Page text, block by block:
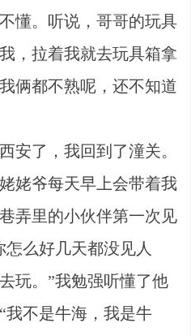
懂。听说，哥哥的玩具
，拉着我就去玩具箱拿
俩都不熟呢，还不知道
了，我回到了潼关。
姥爷每天早上会带着我
弄里的小伙伴第一次见
么好几天都没见人
玩。”我勉强听懂了他
我不是牛海，我是牛